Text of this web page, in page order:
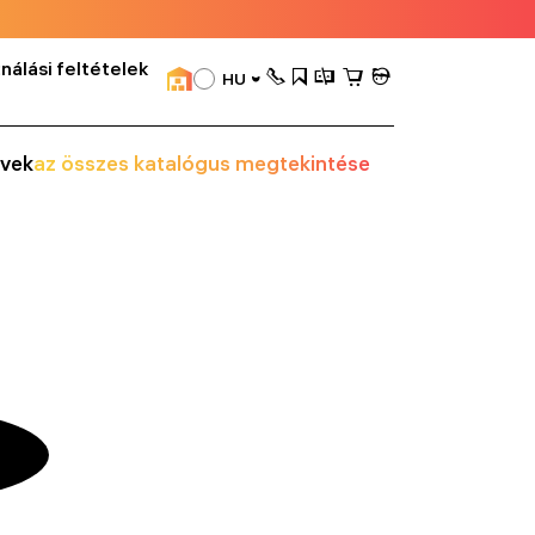
feltételek
HU
az összes katalógus megtekintése